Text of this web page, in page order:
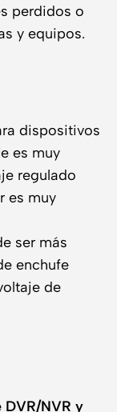
perdidos o
y equipos.
dispositivos
es muy
regulado
es muy
ser más
enchufe
de
DVR/NVR y